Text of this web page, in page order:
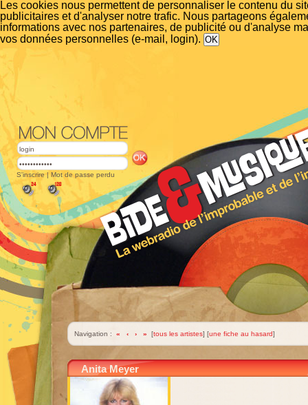
Les cookies nous permettent de personnaliser le contenu du
publicitaires et d'analyser notre trafic. Nous partageons
informations avec nos partenaires, de publicité ou d'analyse
vos données personnelles (e-mail, login).
S'inscrire | Mot de passe perdu
Navigation : « ‹ › » [tous les artistes] [une fiche au hasard]
Anita Meyer